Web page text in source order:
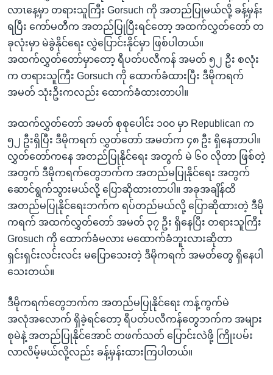
လာၤနေ့မှာ တရားသူကြီး Gorsuch ကို အတည်ပြုမယ်လို့ ခန့်မှန်း
ရပြီး ကော်မတီက အတည်ပြုပြီးရင်တော့ အထက်လွှတ်တော် တ
ခုလုံးမှာ မဲခွဲနိုင်ရေး လွှဲပြောင်းနိုင်မှာ ဖြစ်ပါတယ်။
အထက်လွှတ်တော်မှာတော့ ရီပတ်ပလီကန် အမတ် ၅၂ ဦး စလုံး
က တရားသူကြီး Gorsuch ကို ထောက်ခံထားပြီး ဒီမိုကရက်
အမတ် သုံးဦးကလည်း ထောက်ခံထားတာပါ။
အထက်လွှတ်တော် အမတ် စုစုပေါင်း ၁၀၀ မှာ Republican က
၅၂ ဦးရှိပြီး ဒီမိုကရက် လွှတ်တော် အမတ်က ၄၈ ဦး ရှိနေတာပါ။
လွှတ်တော်ကနေ အတည်ပြုနိုင်ရေး အတွက် မဲ ၆၀ လိုတာ ဖြစ်တဲ့
အတွက် ဒီမိုကရက်တွေဘက်က အတည်မပြုနိုင်ရေး အတွက်
ဆောင်ရွက်သွားမယ်လို့ ပြောဆိုထားတာပါ။ အခုအချိန်ထိ
အတည်မပြုနိုင်ရေးဘက်က ရပ်တည်မယ်လို့ ပြောဆိုထားတဲ့ ဒီမို
ကရက် အထက်လွှတ်တော် အမတ် ၃၇ ဦး ရှိနေပြီး တရားသူကြီး
Grosuch ကို ထောက်ခံမလား မထောက်ခံဘူးလားဆိုတာ
ရှင်းရှင်းလင်းလင်း မပြောသေးတဲ့ ဒီမိုကရက် အမတ်တွေ ရှိနေပါ
သေးတယ်။
ဒီမိုကရက်တွေဘက်က အတည်မပြုနိုင်ရေး ကန့်ကွက်မဲ
အလုံအလောက် ရှိခဲ့ရင်တော့ ရီပတ်ပလီကန်တွေဘက်က အများ
စုမဲနဲ့ အတည်ပြုနိုင်အောင် တဖက်သတ် ပြောင်းလဲဖို့ ကြိုးပမ်း
လာလိမ့်မယ်လို့လည်း ခန့်မှန်းထားကြပါတယ်။